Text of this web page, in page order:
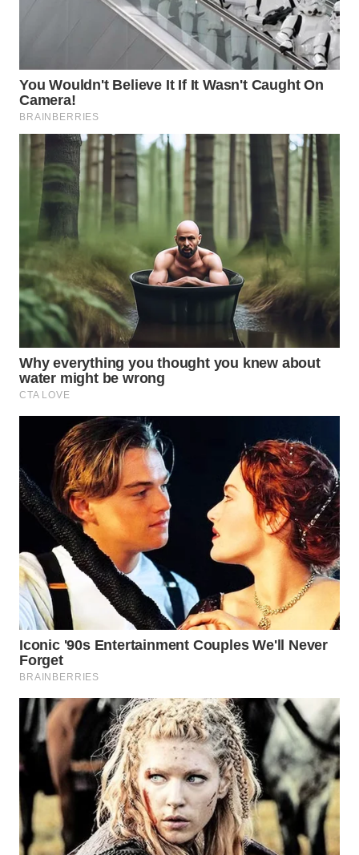
WN
PURWAKARTA
WN
PRIANGAN
TIMUR
SEMARANG
WN
SOLO
WN
BOROBUDUR
WN
WN
SURABAYA
WN
NATUNA
WN
BINTAN
WN
MANDALIKA
LIKUPANG
WN
LABUANBAJO
BORNEO